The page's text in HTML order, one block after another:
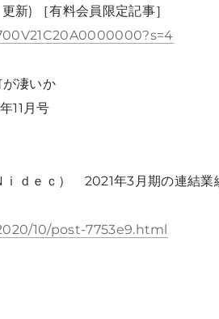
新) ［有料会員限定記事］
凄いか
11月号
ｄｅｃ） 2021年3月期の連結
10/post-7753e9.html